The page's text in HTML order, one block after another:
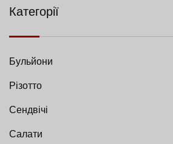
Категорії
Бульйони
Різотто
Сендвічі
Салати